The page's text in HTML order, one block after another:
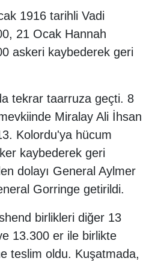
1916 tarihli Vadi
21 Ocak Hannah
askeri kaybederek geri
tekrar taarruza geçti. 8
Miralay Ali İhsan
Kolordu'ya hücum
kaybederek geri
dolayı General Aylmer
Gorringe getirildi.
birlikleri diğer 13
13.300 er ile birlikte
teslim oldu. Kuşatmada,